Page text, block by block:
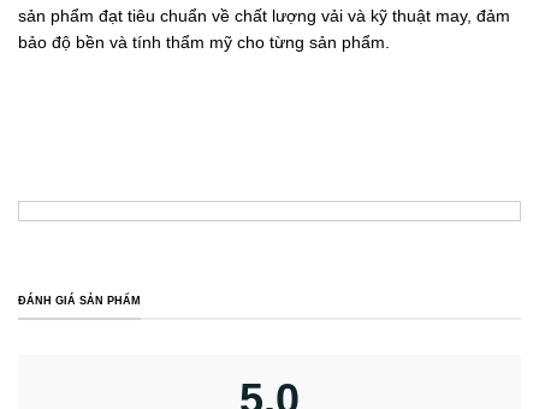
sản phẩm đạt tiêu chuẩn về chất lượng vải và kỹ thuật may, đảm
bảo độ bền và tính thẩm mỹ cho từng sản phẩm.
ĐÁNH GIÁ SẢN PHẨM
5,0